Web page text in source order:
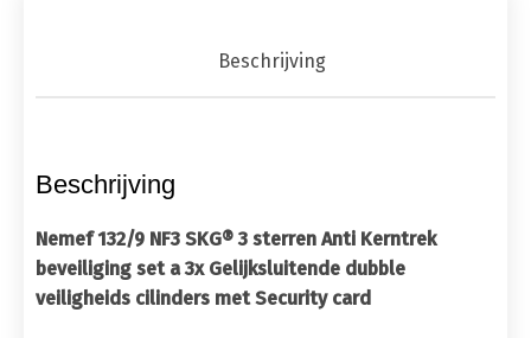
Beschrijving
Beschrijving
Nemef 132/9 NF3 SKG® 3 sterren Anti Kerntrek
beveiliging set a 3x Gelijksluitende dubble
veiligheids cilinders met Security card